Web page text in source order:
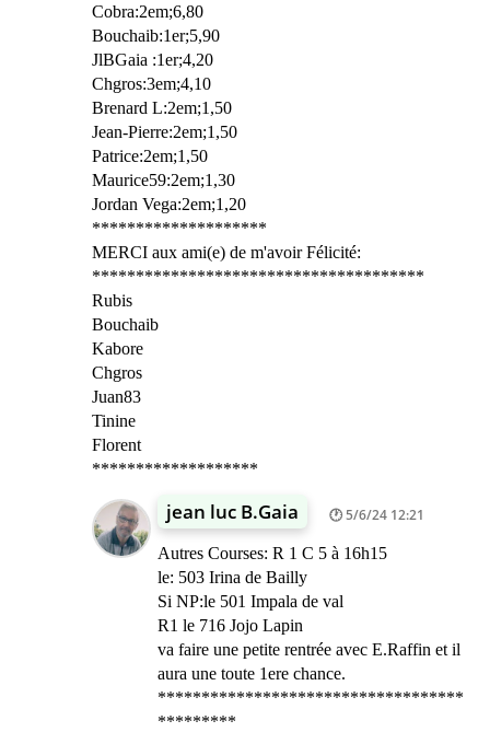
Cobra:2em;6,80
Bouchaib:1er;5,90
JlBGaia :1er;4,20
Chgros:3em;4,10
Brenard L:2em;1,50
Jean-Pierre:2em;1,50
Patrice:2em;1,50
Maurice59:2em;1,30
Jordan Vega:2em;1,20
********************
MERCI aux ami(e) de m'avoir Félicité:
**************************************
Rubis
Bouchaib
Kabore
Chgros
Juan83
Tinine
Florent
*******************
jean luc B.Gaia 5/6/24 12:21
Autres Courses: R 1 C 5 à 16h15
le: 503 Irina de Bailly
Si NP:le 501 Impala de val
R1 le 716 Jojo Lapin
va faire une petite rentrée avec E.Raffin et il
aura une toute 1ere chance.
***********************************
*********